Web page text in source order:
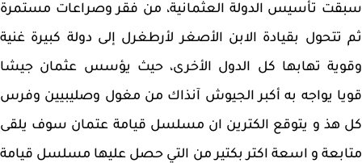
تأسيس الدولة العثمانية، من فقر وصراعات مستمرة
تتحول بقيادة الابن الأصغر لأرطغرل إلى دولة كبيرة غنية
تهابها كل الدول الأخرى، حيث يؤسس عثمان جيشا
يواجه به أكبر الجيوش آنذاك من مغول وصليبيين وفرس
هذ و يتوقع الكترين ان مسلسل قيامة عتمان سوف يلقى
و اسعة اكتر بكتير من التي حصل عليها مسلسل قيامة